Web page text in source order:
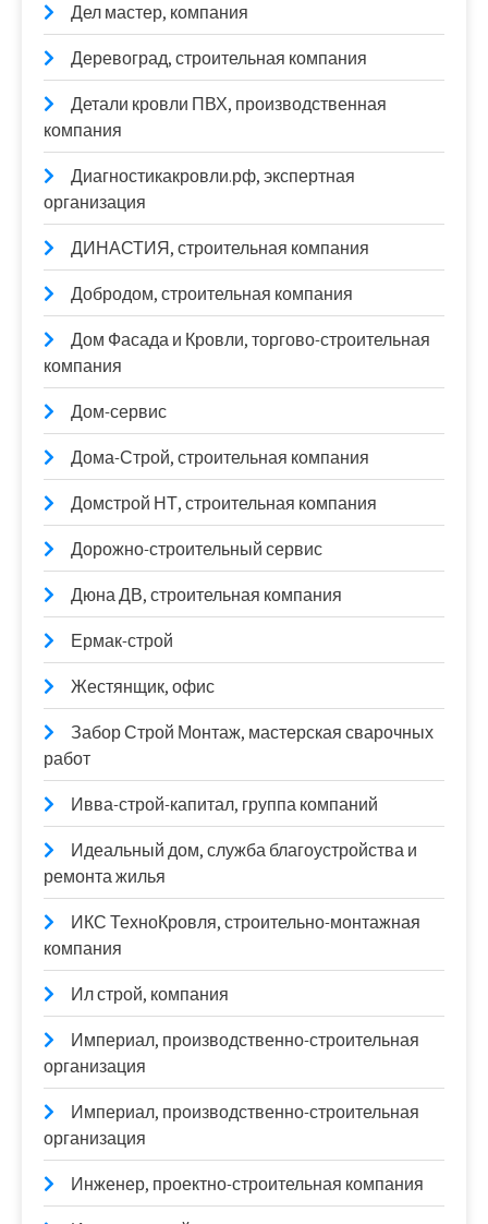
Дел мастер, компания
Деревоград, строительная компания
Детали кровли ПВХ, производственная
компания
Диагностикакровли.рф, экспертная
организация
ДИНАСТИЯ, строительная компания
Добродом, строительная компания
Дом Фасада и Кровли, торгово-строительная
компания
Дом-сервис
Дома-Строй, строительная компания
Домстрой НТ, строительная компания
Дорожно-строительный сервис
Дюна ДВ, строительная компания
Ермак-строй
Жестянщик, офис
Забор Строй Монтаж, мастерская сварочных
работ
Ивва-строй-капитал, группа компаний
Идеальный дом, служба благоустройства и
ремонта жилья
ИКС ТехноКровля, строительно-монтажная
компания
Ил строй, компания
Империал, производственно-строительная
организация
Империал, производственно-строительная
организация
Инженер, проектно-строительная компания